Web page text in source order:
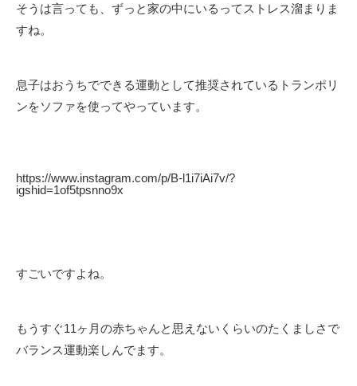
そうは言っても、ずっと家の中にいるってストレス溜まりま
すね。
息子はおうちでできる運動として推奨されているトランポリ
ンをソファを使ってやっています。
https://www.instagram.com/p/B-l1i7iAi7v/?
igshid=1of5tpsnno9x
すごいですよね。
もうすぐ11ヶ月の赤ちゃんと思えないくらいのたくましさで
バランス運動楽しんでます。